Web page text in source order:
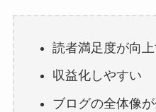
読者満足度が向
収益化しやすい
ブログの全体像